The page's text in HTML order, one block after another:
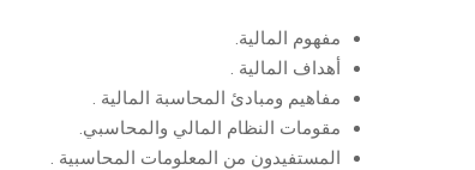
مفهوم المالية.
أهداف المالية .
مفاهيم ومبادئ المحاسبة المالية .
مقومات النظام المالي والمحاسبي.
المستفيدون من المعلومات المحاسبية .